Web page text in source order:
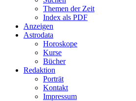
Themen der Zeit
Index als PDF
Anzeigen
Astrodata
Horoskope
Kurse
Bücher
Redaktion
Porträt
Kontakt
Impressum